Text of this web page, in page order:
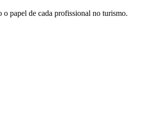
papel de cada profissional no turismo.